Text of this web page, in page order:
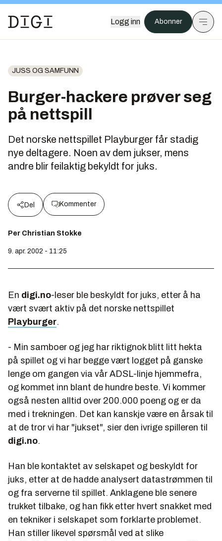
Logg inn Abonner
JUSS OG SAMFUNN
Burger-hackere prøver seg
på nettspill
Det norske nettspillet Playburger får stadig
nye deltagere. Noen av dem jukser, mens
andre blir feilaktig bekyldt for juks.
Del Kommenter
Per Christian Stokke
9. apr. 2002 - 11:25
En digi.no-leser ble beskyldt for juks, etter å ha
vært svært aktiv på det norske nettspillet
Playburger.
- Min samboer og jeg har riktignok blitt litt hekta
på spillet og vi har begge vært logget på ganske
lenge om gangen via vår ADSL-linje hjemmefra,
og kommet inn blant de hundre beste. Vi kommer
også nesten alltid over 200.000 poeng og er da
med i trekningen. Det kan kanskje være en årsak til
at de tror vi har "jukset", sier den ivrige spilleren til
digi.no.
Han ble kontaktet av selskapet og beskyldt for
juks, etter at de hadde analysert datastrømmen til
og fra serverne til spillet. Anklagene ble senere
trukket tilbake, og han fikk etter hvert snakket med
en tekniker i selskapet som forklarte problemet.
Han stiller likevel spørsmål ved at slike